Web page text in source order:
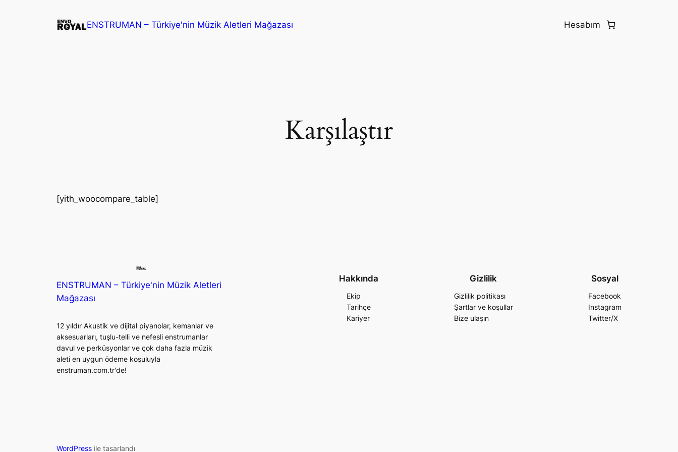
ENSTRUMAN – Türkiye'nin Müzik Aletleri Mağazası Hesabım
Karşılaştır
[yith_woocompare_table]
ENSTRUMAN – Türkiye'nin Müzik Aletleri
Mağazası
12 yıldır Akustik ve dijital piyanolar, kemanlar ve
aksesuarları, tuşlu-telli ve nefesli enstrumanlar
davul ve perküsyonlar ve çok daha fazla müzik
aleti en uygun ödeme koşuluyla
enstruman.com.tr'de!
Hakkında
Ekip
Tarihçe
Kariyer
Gizlilik
Gizlilik politikası
Şartlar ve koşullar
Bize ulaşın
Sosyal
Facebook
Instagram
Twitter/X
WordPress ile tasarlandı